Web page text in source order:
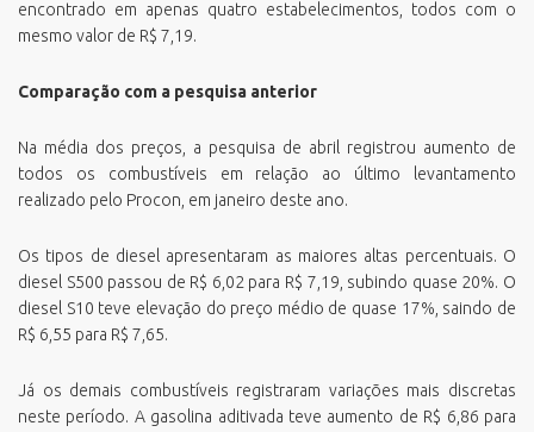
encontrado em apenas quatro estabelecimentos, todos com o
mesmo valor de R$ 7,19.
Comparação com a pesquisa anterior
Na média dos preços, a pesquisa de abril registrou aumento de
todos os combustíveis em relação ao último levantamento
realizado pelo Procon, em janeiro deste ano.
Os tipos de diesel apresentaram as maiores altas percentuais. O
diesel S500 passou de R$ 6,02 para R$ 7,19, subindo quase 20%. O
diesel S10 teve elevação do preço médio de quase 17%, saindo de
R$ 6,55 para R$ 7,65.
Já os demais combustíveis registraram variações mais discretas
neste período. A gasolina aditivada teve aumento de R$ 6,86 para